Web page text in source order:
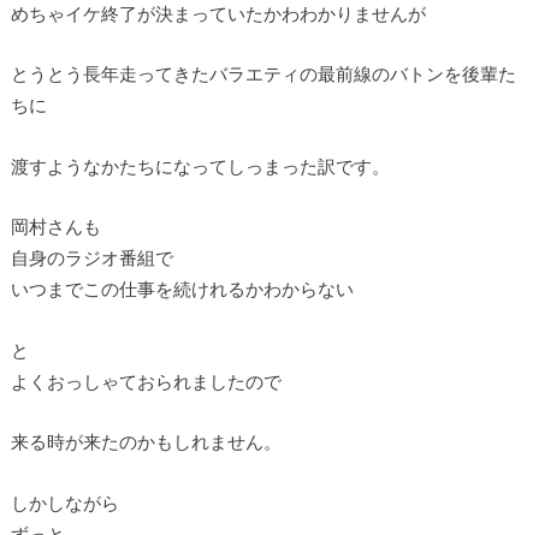
めちゃイケ終了が決まっていたかわわかりませんが
とうとう長年走ってきたバラエティの最前線のバトンを後輩た
ちに
渡すようなかたちになってしっまった訳です。
岡村さんも
自身のラジオ番組で
いつまでこの仕事を続けれるかわからない
と
よくおっしゃておられましたので
来る時が来たのかもしれません。
しかしながら